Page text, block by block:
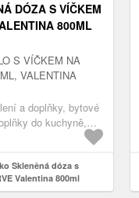
DÓZA S VÍČKEM
800ML
S VÍČKEM NA
VALENTINA
a doplňky, bytové
do kuchyně,
balení potravin,
Skleněná dóza s
Valentina 800ml